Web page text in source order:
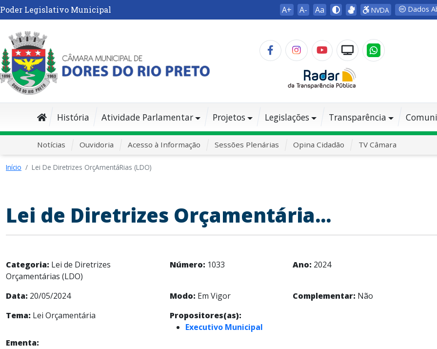
Poder Legislativo Municipal A+ A- Aa NVDA Dados
História Atividade Parlamentar Projetos Legislações Transparência
Notícias Ouvidoria Acesso à Informação Sessões Plenárias Opina Cidadão TV Câmara
Início Lei De Diretrizes OrçAmentáRias (LDO)
Lei de Diretrizes Orçamentária...
Categoria: Lei de Diretrizes
Orçamentárias (LDO)
Número: 1033 Ano: 2024
Data: 20/05/2024 Modo: Em Vigor Complementar: Não
Tema: Lei Orçamentária
Propositores(as):
Executivo Municipal
Ementa: